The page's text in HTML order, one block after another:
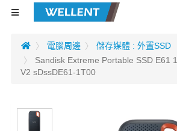
電腦周邊
儲存媒體 : 外置SSD
Sandisk Extreme Portable SSD E61
V2 sDssDE61-1T00